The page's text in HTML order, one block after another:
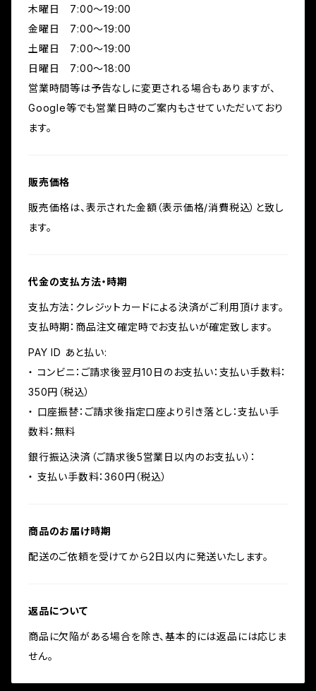
木曜日 7:00〜19:00
金曜日 7:00〜19:00
土曜日 7:00〜19:00
日曜日 7:00〜18:00
営業時間等は予告なしに変更される場合もありますが、
Google等でも営業日時のご案内もさせていただいており
ます。
販売価格
販売価格は、表示された金額（表示価格/消費税込）と致し
ます。
代金の支払方法・時期
支払方法：クレジットカードによる決済がご利用頂けます。
支払時期：商品注文確定時でお支払いが確定致します。
PAY ID あと払い:
・ コンビニ：ご請求後翌月10日のお支払い：支払い手数料：
350円（税込）
・ 口座振替：ご請求後指定口座より引き落とし：支払い手
数料：無料
銀行振込決済（ご請求後5営業日以内のお支払い）：
・ 支払い手数料：360円（税込）
商品のお届け時期
配送のご依頼を受けてから2日以内に発送いたします。
返品について
商品に欠陥がある場合を除き、基本的には返品には応じま
せん。